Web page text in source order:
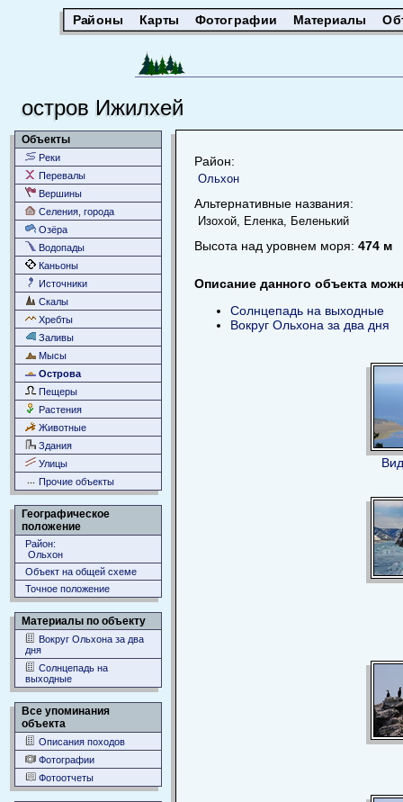
Районы Карты Фотографии Материалы
остров Ижилхей
Объекты
Реки
Перевалы
Вершины
Селения, города
Озёра
Водопады
Каньоны
Источники
Скалы
Хребты
Заливы
Мысы
Острова
Пещеры
Растения
Животные
Здания
Улицы
Прочие объекты
Географическое
положение
Район:
Ольхон
Объект на общей схеме
Точное положение
Материалы по объекту
Вокруг Ольхона за два
дня
Солнцепадь на
выходные
Все упоминания
объекта
Описания походов
Фотографии
Фотоотчеты
Район:
Ольхон
Альтернативные названия:
Изохой, Еленка, Беленький
Высота над уровнем моря: 474 м
Описание данного объекта
Солнцепадь на выходные
Вокруг Ольхона за два дня